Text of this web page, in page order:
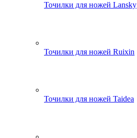
Точилки для ножей Lansky
Точилки для ножей Ruixin
Точилки для ножей Taidea